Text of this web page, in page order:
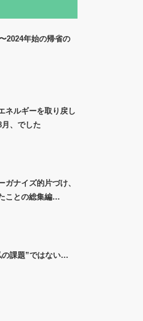
2024年始の帰省の
ネルギーを取り戻し
、でした
ガナイズ的片づけ、
ことの総集編…
の課題”ではない…